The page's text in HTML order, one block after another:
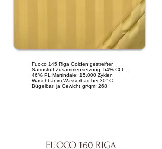
Fuoco 145 Riga Golden gestreifter
Satinstoff Zusammensetzung: 54% CO -
46% PL Martindale: 15.000 Zyklen
Waschbar im Wasserbad bei 30° C
Bügelbar: ja Gewicht gr/qm: 268
FUOCO 160 RIGA